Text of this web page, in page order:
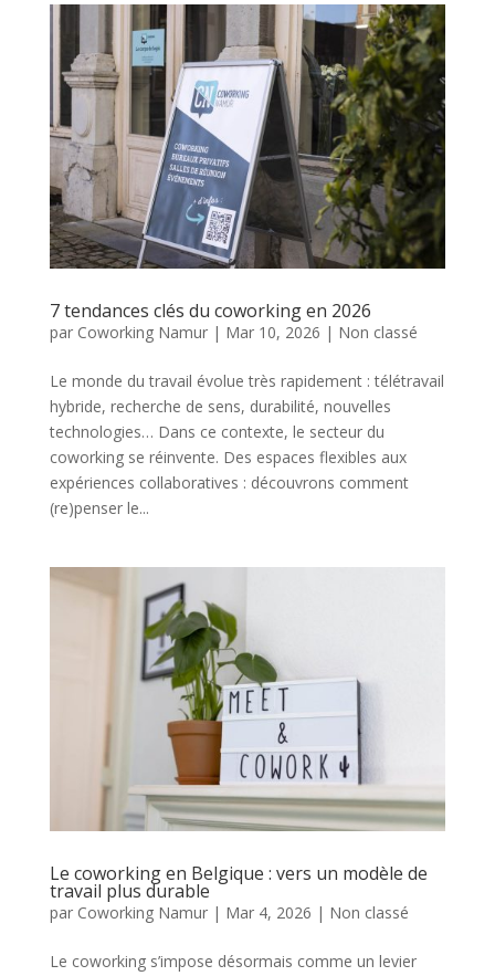
7 tendances clés du coworking en 2026
par Coworking Namur| Mar 10, 2026 | Non classé
Le monde du travail évolue très rapidement : télétravail
hybride, recherche de sens, durabilité, nouvelles
technologies… Dans ce contexte, le secteur du
coworking se réinvente. Des espaces flexibles aux
expériences collaboratives : découvrons comment
(re)penser le...
Le coworking en Belgique : vers un modèle de
travail plus durable
par Coworking Namur| Mar 4, 2026 | Non classé
Le coworking s’impose désormais comme un levier